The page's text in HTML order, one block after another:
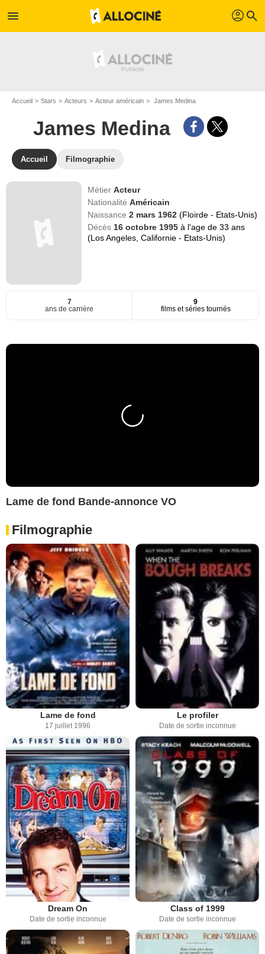
menu profil search
Accueil Stars Acteurs Acteur américain James Medina
James Medina
Accueil Filmographie
MétierActeur
NationalitéAméricain
Naissance2 mars 1962(Floirde - Etats-Unis)
Décès 16 octobre 1995à l'age de 33 ans
(Los Angeles, Californie - Etats-Unis)
7
ans de carrière
9
films et séries tournés
Lame de fond Bande-annonce VO
Filmographie
Lame de fond
17 juillet 1996
Le profiler
Date de sortie inconnue
Dream On
Date de sortie inconnue
Class of 1999
Date de sortie inconnue